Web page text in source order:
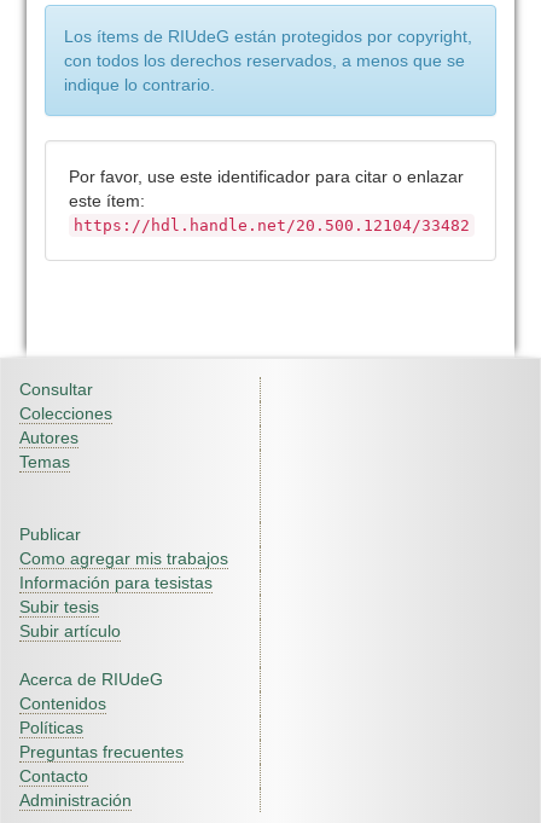
Los ítems de RIUdeG están protegidos por copyright,
con todos los derechos reservados, a menos que se
indique lo contrario.
Por favor, use este identificador para citar o enlazar
este ítem:
https://hdl.handle.net/20.500.12104/33482
Consultar
Colecciones
Autores
Temas
Publicar
Como agregar mis trabajos
Información para tesistas
Subir tesis
Subir artículo
Acerca de RIUdeG
Contenidos
Políticas
Preguntas frecuentes
Contacto
Administración